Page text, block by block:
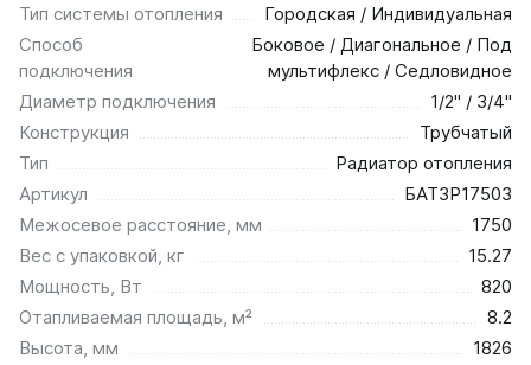
Тип системы отопления
Городская / Индивидуальная
Способ
подключения
Боковое / Диагональное / Под
мультифлекс / Седловидное
Диаметр подключения
1/2" / 3/4"
Конструкция
Трубчатый
Тип
Радиатор отопления
Артикул
БАТ3Р17503
Межосевое расстояние, мм
1750
Вес с упаковкой, кг
15.27
Мощность, Вт
820
Отапливаемая площадь, м²
8.2
Высота, мм
1826